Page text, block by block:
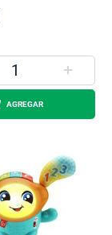
AGREGAR